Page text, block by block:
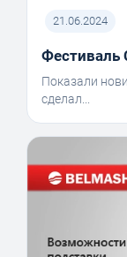
21.06.2024
Фестиваль
Показали
сделал...